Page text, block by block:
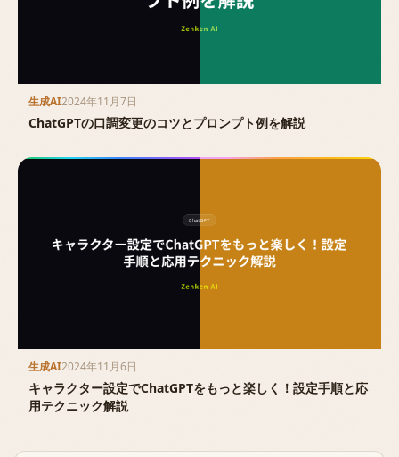
生成AI2024年11月7日
ChatGPTの口調変更のコツとプロンプト例を解説
生成AI2024年11月6日
キャラクター設定でChatGPTをもっと楽しく！設定手順と応
用テクニック解説